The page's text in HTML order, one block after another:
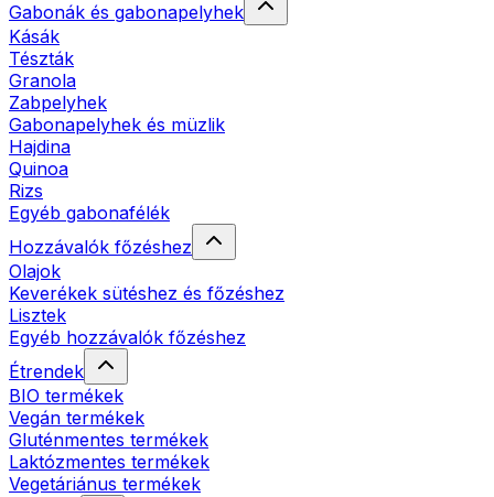
Gabonák és gabonapelyhek
Kásák
Tészták
Granola
Zabpelyhek
Gabonapelyhek és müzlik
Hajdina
Quinoa
Rizs
Egyéb gabonafélék
Hozzávalók főzéshez
Olajok
Keverékek sütéshez és főzéshez
Lisztek
Egyéb hozzávalók főzéshez
Étrendek
BIO termékek
Vegán termékek
Gluténmentes termékek
Laktózmentes termékek
Vegetáriánus termékek